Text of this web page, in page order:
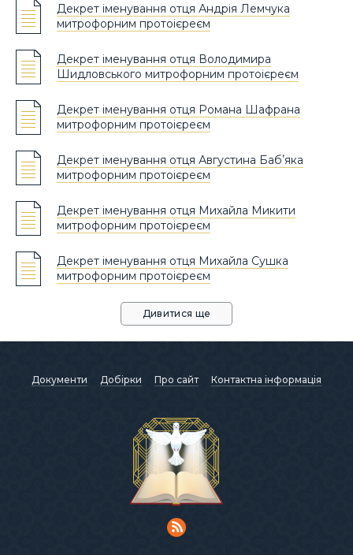
Декрет іменування отця Андрія Лемчука
митрофорним протоієреєм
Декрет іменування отця Володимира
Шидловського митрофорним протоієреєм
Декрет іменування отця Романа Шафрана
митрофорним протоієреєм
Декрет іменування отця Августина Бабʼяка
митрофорним протоієреєм
Декрет іменування отця Михайла Микити
митрофорним протоієреєм
Декрет іменування отця Михайла Сушка
митрофорним протоієреєм
Дивитися ще
Документи Добірки Про сайт Контактна інформація